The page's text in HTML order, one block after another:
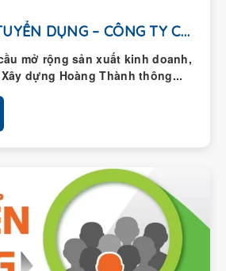
mở rộng sản xuất kinh doanh,
dựng Hoàng Thành thông...